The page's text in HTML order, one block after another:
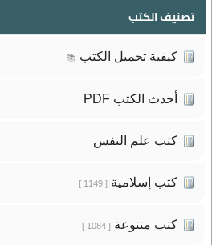
تصنيف الكتب
كيفية تحميل الكتب 📚
أحدث الكتب PDF
كتب علم النفس
كتب إسلامية[ 1149 ]
كتب متنوعة[ 1084 ]